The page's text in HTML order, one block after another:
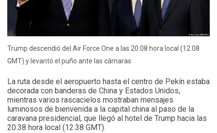
Trump descendió del Air Force One a las 20.08 hora local (12.08
GMT) y levantó el puño ante las cámaras
La ruta desde el aeropuerto hasta el centro de Pekín estaba
decorada con banderas de China y Estados Unidos,
mientras varios rascacielos mostraban mensajes
luminosos de bienvenida a la capital china al paso de la
caravana presidencial, que llegó al hotel de Trump hacia las
20.38 hora local (12.38 GMT).